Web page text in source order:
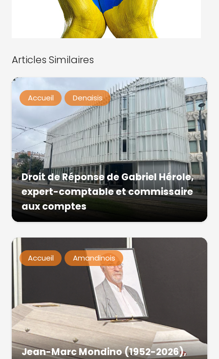
Articles Similaires
Accueil Denaisis
Droit de Réponse de Gabriel Hérole,
expert-comptable et commissaire
aux comptes
Accueil Amandinois
Jean-Marc Mondino (1952-2026),